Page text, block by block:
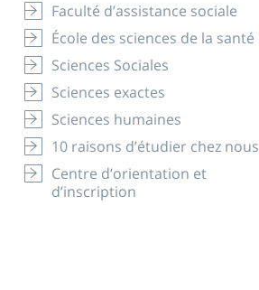
Faculté d’assistance sociale
École des sciences de la santé
Sciences Sociales
Sciences exactes
Sciences humaines
10 raisons d’étudier chez nous
Centre d’orientation et
d’inscription